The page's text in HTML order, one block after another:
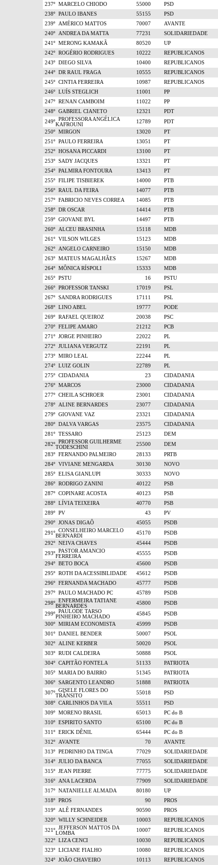
237º MARCELO CHIODO 55000
PSD
238º PAULO IBANES 55155
PSD
239º AMÉRICO MATTOS 70007
AVANTE
240º ANDREA DA MATTA 77231
SOLIDARIEDADE
241º MERONG KAMAKÃ 80520
UP
242º ROGÉRIO RODRIGUES 10222
REPUBLICANOS
243º DIEGO SILVA 10400
REPUBLICANOS
244º DR RAUL FRAGA 10555
REPUBLICANOS
245º CINTIA FERREIRA 10987
REPUBLICANOS
246º LUÍS STEGLICH 11001
PP
247º RENAN CAMBOIM 11022
PP
248º GABRIEL CIANETO 12321
PDT
249º PROFESSORA ANGÉLICA
KAFROUNI
12789
PDT
250º MIRGON 13020
PT
251º PAULO FERREIRA 13051
PT
252º HOSANA PICCARDI 13100
PT
253º SADY JACQUES 13321
PT
254º PALMIRA FONTOURA 13413
PT
255º FILIPE TISBIEREK 14000
PTB
256º RAUL DA FEIRA 14077
PTB
257º FABRICIO NEVES CORREA 14085
PTB
258º DR OSCAR 14414
PTB
259º GIOVANE BYL 14497
PTB
260º ALCEU BRASINHA 15118
MDB
261º VILSON WILGES 15123
MDB
262º ANGELO CARNEIRO 15150
MDB
263º MATEUS MAGALHÃES 15267
MDB
264º MÔNICA RÍSPOLI 15333
MDB
265º PSTU 16
PSTU
266º PROFESSOR TANSKI 17019
PSL
267º SANDRA RODRIGUES 17111
PSL
268º LINO ABEL 19777
PODE
269º RAFAEL QUEIROZ 20038
PSC
270º FELIPE AMARO 21212
PCB
271º JORGE PINHEIRO 22022
PL
272º JULIANA VERGUTZ 22191
PL
273º MIRO LEAL 22244
PL
274º LUIZ GOLIN 22789
PL
275º CIDADANIA 23
CIDADANIA
276º MARCOS 23000
CIDADANIA
277º CHEILA SCHROER 23001
CIDADANIA
278º ALINE BERNARDES 23077
CIDADANIA
279º GIOVANE VAZ 23321
CIDADANIA
280º DALVA VARGAS 23575
CIDADANIA
281º TESSARO 25123
DEM
282º PROFESSOR GUILHERME
TODESCHINI
25500
DEM
283º FERNANDO PALMEIRO 28133
PRTB
284º VIVIANE MENGARDA 30130
NOVO
285º ELISA GIANLUPI 30333
NOVO
286º RODRIGO ZANINI 40122
PSB
287º COPINARE ACOSTA 40123
PSB
288º LÍVIA TEIXEIRA 40770
PSB
289º PV 43
PV
290º JONAS DIGAÔ 45055
PSDB
291º CONSELHEIRO MARCELO
BERNARDI
45170
PSDB
292º NEIVA CHAVES 45444
PSDB
293º PASTOR AMANCIO
FERREIRA
45555
PSDB
294º BETO BOCA 45600
PSDB
295º ROTH DA ACESSIBILIDADE 45612
PSDB
296º FERNANDA MACHADO 45777
PSDB
297º PAULO MACHADO PC 45789
PSDB
298º ENFERMEIRA TATIANE
BERNARDES
45800
PSDB
299º PAULODE TARSO
PINHEIRO MACHADO
45845
PSDB
300º MIRIAM ECONOMISTA 45999
PSDB
301º DANIEL BENDER 50007
PSOL
302º ALINE KERBER 50020
PSOL
303º RUDI CALDEIRA 50888
PSOL
304º CAPITÃO FONTELA 51133
PATRIOTA
305º MARIA DO BAIRRO 51345
PATRIOTA
306º SARGENTO LEANDRO 51888
PATRIOTA
307º GISELE FLORES DO
TRÂNSITO
55018
PSD
308º CARLINHOS DA VILA 55511
PSD
309º MORENO BRASIL 65013
PC do B
310º ESPIRITO SANTO 65100
PC do B
311º ERICK DÊNIL 65444
PC do B
312º AVANTE 70
AVANTE
313º PEDRINHO DA TINGA 77029
SOLIDARIEDADE
314º JULIO DA BANCA 77055
SOLIDARIEDADE
315º JEAN PIERRE 77775
SOLIDARIEDADE
316º ANA LACERDA 77909
SOLIDARIEDADE
317º NATANIELLE ALMADA 80180
UP
318º PROS 90
PROS
319º ALÊ FERNANDES 90590
PROS
320º WILLY SCHNEIDER 10003
REPUBLICANOS
321º JEFFERSON MATTOS DA
LOMBA
10007
REPUBLICANOS
322º LIZA CENCI 10030
REPUBLICANOS
323º LICIANE FIALHO 10080
REPUBLICANOS
324º JOÃO CHAVEIRO 10113 REPUBLICANOS